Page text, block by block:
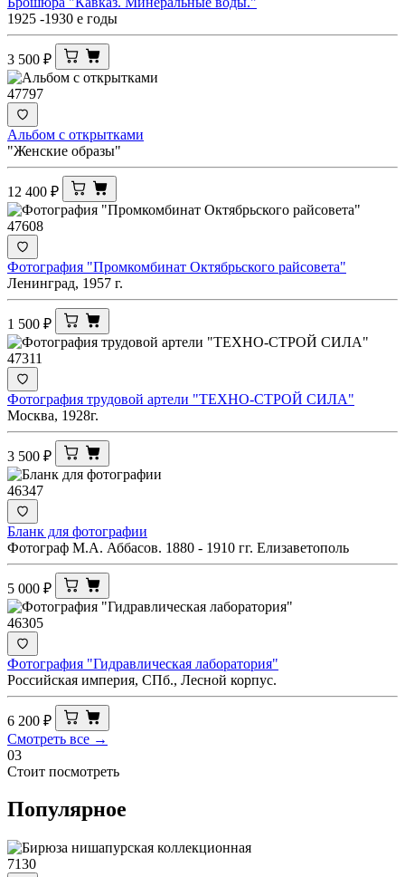
1925 -1930 е годы
3 500 ₽
47797
Альбом с открытками
"Женские образы"
12 400 ₽
47608
Фотография "Промкомбинат Октябрьского райсовета"
Ленинград, 1957 г.
1 500 ₽
47311
Фотография трудовой артели "ТЕХНО-СТРОЙ СИЛА"
Москва, 1928г.
3 500 ₽
46347
Бланк для фотографии
Фотограф М.А. Аббасов. 1880 - 1910 гг. Елизаветополь
5 000 ₽
46305
Фотография "Гидравлическая лаборатория"
Российская империя, СПб., Лесной корпус.
6 200 ₽
Смотреть все →
03
Стоит посмотреть
Популярное
7130